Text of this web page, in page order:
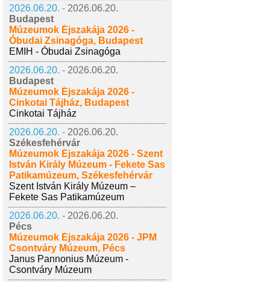
2026.06.20. - 2026.06.20.
Budapest
Múzeumok Éjszakája 2026 -
Óbudai Zsinagóga, Budapest
EMIH - Óbudai Zsinagóga
2026.06.20. - 2026.06.20.
Budapest
Múzeumok Éjszakája 2026 -
Cinkotai Tájház, Budapest
Cinkotai Tájház
2026.06.20. - 2026.06.20.
Székesfehérvár
Múzeumok Éjszakája 2026 - Szent
István Király Múzeum - Fekete Sas
Patikamúzeum, Székesfehérvár
Szent István Király Múzeum –
Fekete Sas Patikamúzeum
2026.06.20. - 2026.06.20.
Pécs
Múzeumok Éjszakája 2026 - JPM
Csontváry Múzeum, Pécs
Janus Pannonius Múzeum -
Csontváry Múzeum